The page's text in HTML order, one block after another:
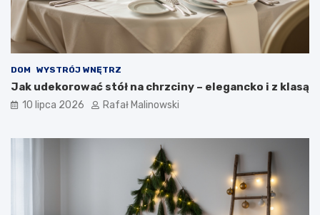
DOM WYSTRÓJ WNĘTRZ
Jak udekorować stół na chrzciny – elegancko i z klasą
10 lipca 2026 Rafał Malinowski